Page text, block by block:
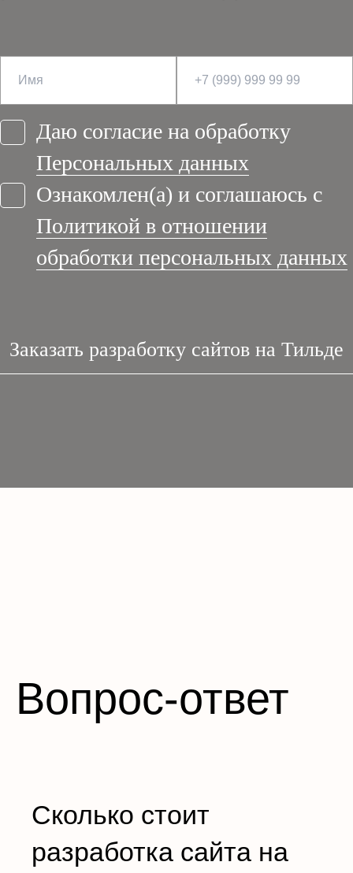
Даю согласие на обработку
Персональных данных
Ознакомлен(а) и соглашаюсь с
Политикой в отношении
обработки персональных данных
Заказать разработку сайтов на Тильде
Вопрос-ответ
Сколько стоит
разработка сайта на